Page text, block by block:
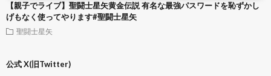
【親子でライブ】聖闘士星矢黄金伝説 有名な最強パスワードを恥ずかし
げもなく使ってやります#聖闘士星矢
聖闘士星矢
公式 X(旧Twitter)